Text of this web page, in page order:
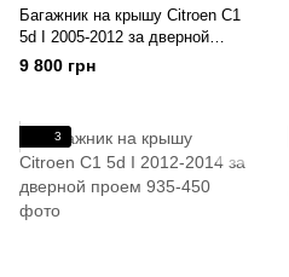
Багажник на крышу Citroen C1
5d I 2005-2012 за дверной
проем
9 800 грн
3